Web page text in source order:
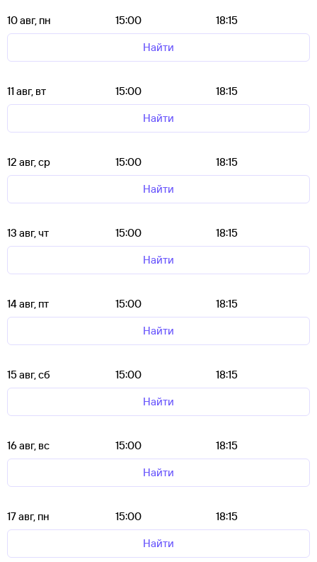
10 авг, пн 15:00
18:15
Найти
11 авг, вт 15:00
18:15
Найти
12 авг, ср 15:00
18:15
Найти
13 авг, чт 15:00
18:15
Найти
14 авг, пт 15:00
18:15
Найти
15 авг, сб 15:00
18:15
Найти
16 авг, вс 15:00
18:15
Найти
17 авг, пн 15:00
18:15
Найти